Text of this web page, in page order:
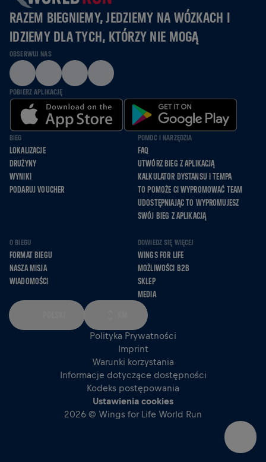
RAZEM BIEGNIEMY, JEDZIEMY NA WÓZKACH I
IDZIEMY DLA TYCH, KTÓRZY NIE MOGĄ
OBSERWUJ NAS
POBIERZ APLIKACJĘ
BIEG
LOKALIZACJE
DRUŻYNY
WYNIKI
PODARUJ VOUCHER
POMOC I NARZĘDZIA
FAQ
UTWÓRZ BIEG Z APLIKACJĄ
KALKULATOR DYSTANSU I TEMPA
TO POMOŻE CI WYPROMOWAĆ TEAM
UDOSTĘPNIAJĄC TO WYPROMUJESZ
SWÓJ BIEG Z APLIKACJĄ
O BIEGU
FORMAT BIEGU
NASZA MISJA
WIADOMOŚCI
DOWIEDZ SIĘ WIĘCEJ
WINGS FOR LIFE
MOŻLIWOŚCI B2B
SKLEP
MEDIA
Polityka Prywatności
Imprint
Warunki korzystania
Informacje dotyczące dostępności
Kodeks postępowania
Ustawienia cookies
2026 © Wings for Life World Run